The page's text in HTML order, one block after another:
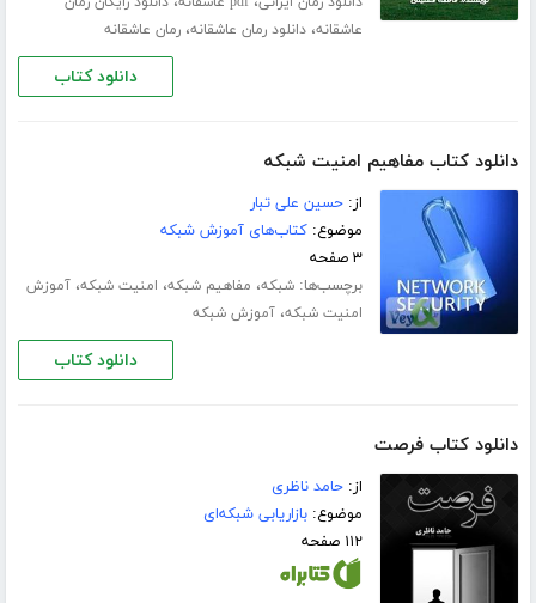
عاشقانه،دانلود رمان عاشقانه،رمان عاشقانه
دانلود کتاب
دانلود کتاب مفاهیم امنیت شبکه
از:حسین علی تبار
موضوع:کتاب‌های آموزش شبکه
۳ صفحه
برچسب‌ها:شبکه، مفاهیم شبکه، امنیت شبکه،آموزش
امنیت شبکه،آموزش شبکه
دانلود کتاب
دانلود کتاب فرصت
از:حامد ناظری
موضوع:بازاریابی شبکه‌ای
۱۱۲ صفحه